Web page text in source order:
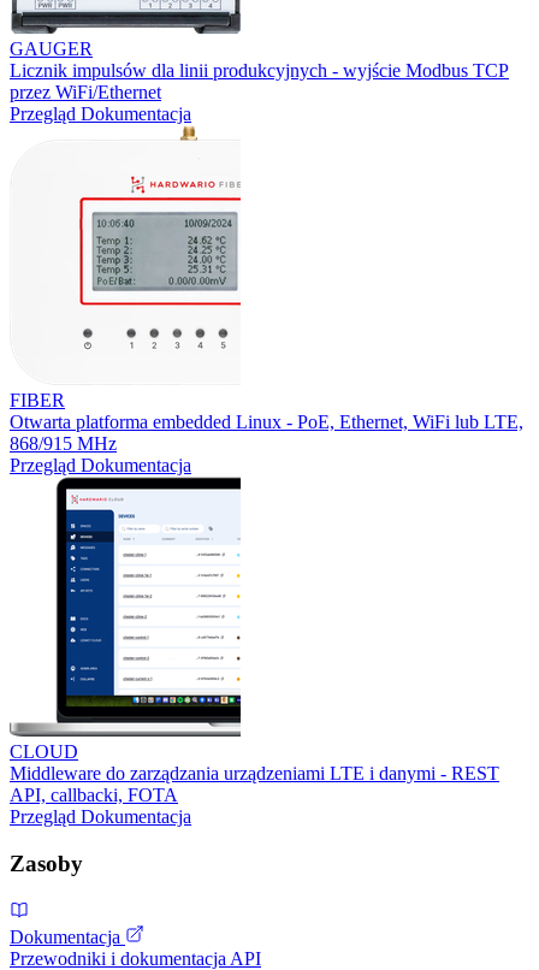
GAUGER
Licznik impulsów dla linii produkcyjnych - wyjście Modbus TCP
przez WiFi/Ethernet
Przegląd Dokumentacja
FIBER
Otwarta platforma embedded Linux - PoE, Ethernet, WiFi lub LTE,
868/915 MHz
Przegląd Dokumentacja
CLOUD
Middleware do zarządzania urządzeniami LTE i danymi - REST
API, callbacki, FOTA
Przegląd Dokumentacja
Zasoby
Dokumentacja
Przewodniki i dokumentacja API